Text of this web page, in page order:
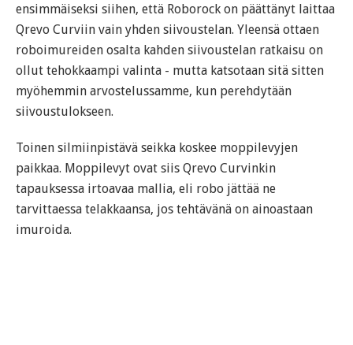
ensimmäiseksi siihen, että Roborock on päättänyt laittaa
Qrevo Curviin vain yhden siivoustelan. Yleensä ottaen
roboimureiden osalta kahden siivoustelan ratkaisu on
ollut tehokkaampi valinta - mutta katsotaan sitä sitten
myöhemmin arvostelussamme, kun perehdytään
siivoustulokseen.
Toinen silmiinpistävä seikka koskee moppilevyjen
paikkaa. Moppilevyt ovat siis Qrevo Curvinkin
tapauksessa irtoavaa mallia, eli robo jättää ne
tarvittaessa telakkaansa, jos tehtävänä on ainoastaan
imuroida.